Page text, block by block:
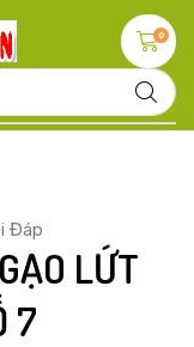
0
Đáp
LỨT
7